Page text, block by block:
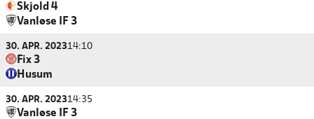
Skjold 4
Vanløse IF 3
30. APR. 202314:10
Fix 3
Husum
30. APR. 202314:35
Vanløse IF 3